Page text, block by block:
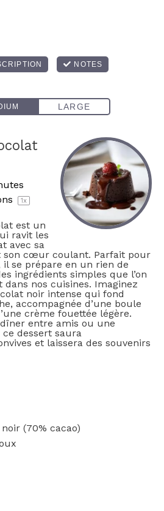
1x
est un
ravit les
avec sa
son cœur coulant. Parfait pour
il se prépare en un rien de
ingrédients simples que l’on
nos cuisines. Imaginez
noir intense qui fond
accompagnée d’une boule
crème fouettée légère.
entre amis ou une
dessert saura
et laissera des souvenirs
(70% cacao)